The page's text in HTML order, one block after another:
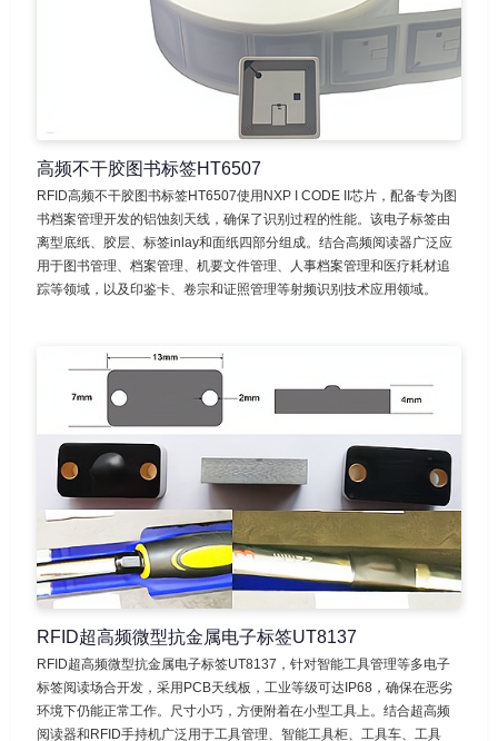
高频不干胶图书标签HT6507
RFID高频不干胶图书标签HT6507使用NXP I CODE II芯片，配备专为图
书档案管理开发的铝蚀刻天线，确保了识别过程的性能。该电子标签由
离型底纸、胶层、标签inlay和面纸四部分组成。结合高频阅读器广泛应
用于图书管理、档案管理、机要文件管理、人事档案管理和医疗耗材追
踪等领域，以及印鉴卡、卷宗和证照管理等射频识别技术应用领域。
RFID超高频微型抗金属电子标签UT8137
RFID超高频微型抗金属电子标签UT8137，针对智能工具管理等多电子
标签阅读场合开发，采用PCB天线板，工业等级可达IP68，确保在恶劣
环境下仍能正常工作。尺寸小巧，方便附着在小型工具上。结合超高频
阅读器和RFID手持机广泛用于工具管理、智能工具柜、工具车、工具